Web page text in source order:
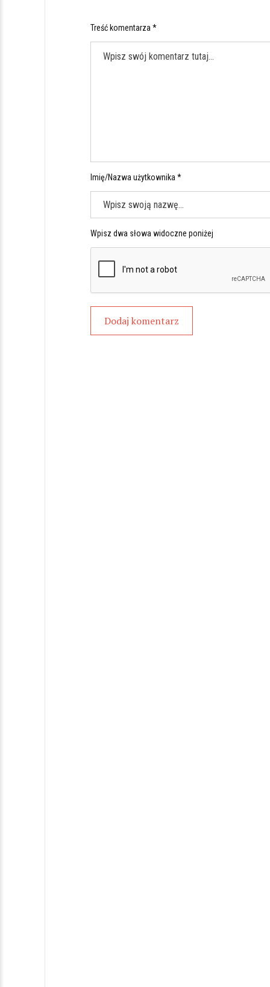
Treść komentarza *
Imię/Nazwa użytkownika *
Wpisz dwa słowa widoczne poniżej